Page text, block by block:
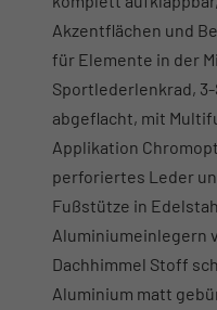
Akzentflächen und
für Elemente in der
Sportlederlenkrad,
abgeflacht, mit
Applikation
perforiertes Leder
Fußstütze in
Aluminiumeinlegern
Dachhimmel Stoff
Aluminium matt